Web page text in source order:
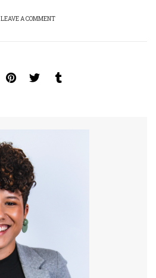
LEAVE A COMMENT